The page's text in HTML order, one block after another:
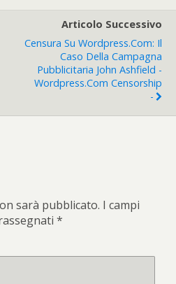
Articolo Successivo
Censura Su Wordpress.com: Il
Caso Della Campagna
Pubblicitaria John Ashfield -
Wordpress.com Censorship
-
sarà pubblicato. I campi
*